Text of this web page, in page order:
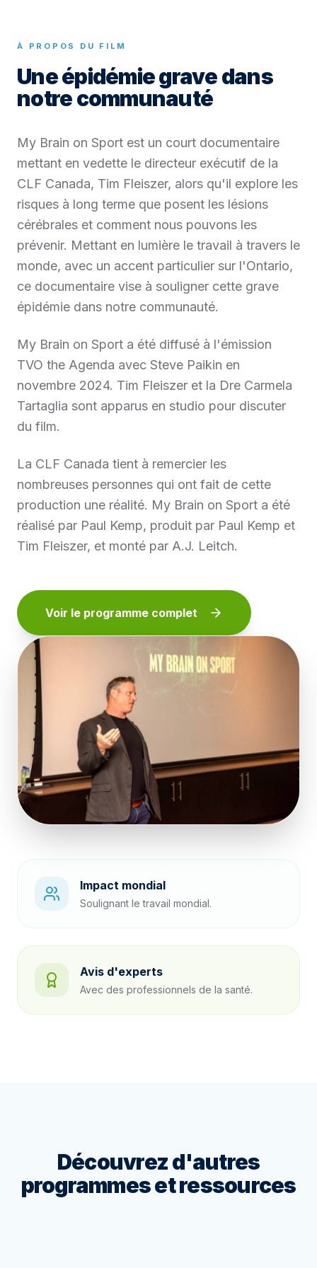
À PROPOS DU FILM
Une épidémie grave dans
notre communauté
My Brain on Sport est un court documentaire
mettant en vedette le directeur exécutif de la
CLF Canada, Tim Fleiszer, alors qu'il explore les
risques à long terme que posent les lésions
cérébrales et comment nous pouvons les
prévenir. Mettant en lumière le travail à travers le
monde, avec un accent particulier sur l'Ontario,
ce documentaire vise à souligner cette grave
épidémie dans notre communauté.
My Brain on Sport a été diffusé à l'émission
TVO the Agenda avec Steve Paikin en
novembre 2024. Tim Fleiszer et la Dre Carmela
Tartaglia sont apparus en studio pour discuter
du film.
La CLF Canada tient à remercier les
nombreuses personnes qui ont fait de cette
production une réalité. My Brain on Sport a été
réalisé par Paul Kemp, produit par Paul Kemp et
Tim Fleiszer, et monté par A.J. Leitch.
Voir le programme complet
Impact mondial
Soulignant le travail mondial.
Avis d'experts
Avec des professionnels de la santé.
Découvrez d'autres
programmes et ressources